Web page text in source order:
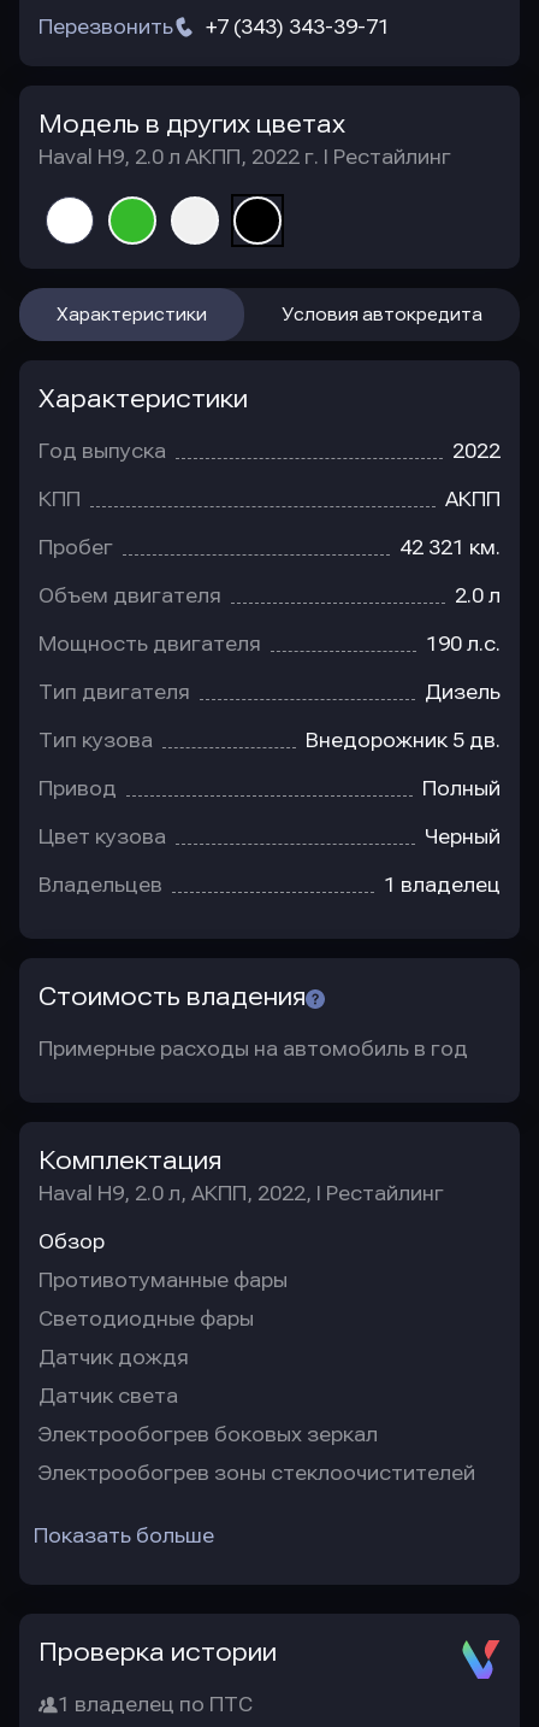
+7 (343) 343-39-71
Перезвонить
Модель в других цветах
Haval H9, 2.0 л АКПП, 2022 г. I Рестайлинг
Характеристики Условия автокредита
Характеристики
Год выпуска 2022
КПП АКПП
Пробег 42 321 км.
Объем двигателя 2.0 л
Мощность двигателя 190 л.с.
Тип двигателя Дизель
Тип кузова Внедорожник 5 дв.
Привод Полный
Цвет кузова Черный
Владельцев 1 владелец
Стоимость владения
Примерные расходы на автомобиль в год
Комплектация
Haval H9, 2.0 л, АКПП, 2022, I Рестайлинг
Обзор
Противотуманные фары
Светодиодные фары
Датчик дождя
Датчик света
Электрообогрев боковых зеркал
Электрообогрев зоны стеклоочистителей
Показать больше
Проверка истории
1 владелец по ПТС